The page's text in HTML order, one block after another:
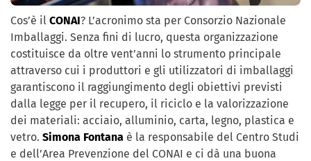
Cos’è il CONAI? L’acronimo sta per Consorzio Nazionale
Imballaggi. Senza fini di lucro, questa organizzazione
costituisce da oltre vent’anni lo strumento principale
attraverso cui i produttori e gli utilizzatori di imballaggi
garantiscono il raggiungimento degli obiettivi previsti
dalla legge per il recupero, il riciclo e la valorizzazione
dei materiali: acciaio, alluminio, carta, legno, plastica e
vetro. Simona Fontana è la responsabile del Centro Studi
e dell’Area Prevenzione del CONAI e ci dà una buona